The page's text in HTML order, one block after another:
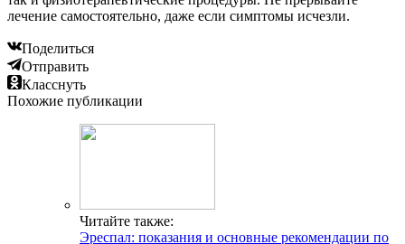
лечение самостоятельно, даже если симптомы исчезли.
Поделиться
Отправить
Класснуть
Похожие публикации
Читайте также:
Эреспал: показания и основные рекомендации по